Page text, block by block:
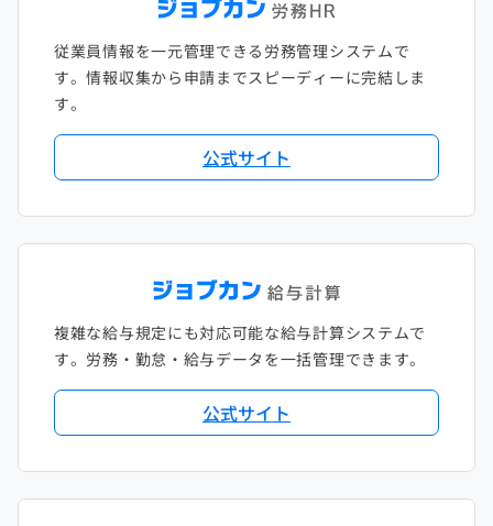
従業員情報を一元管理できる労務管理システムで
す。情報収集から申請までスピーディーに完結しま
す。
公式サイト
複雑な給与規定にも対応可能な給与計算システムで
す。労務・勤怠・給与データを一括管理できます。
公式サイト